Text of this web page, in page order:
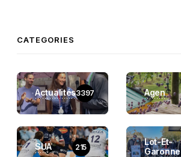
CATEGORIES
Actualités3397 Agen
SUA 215
Lot-Et-
Garonne